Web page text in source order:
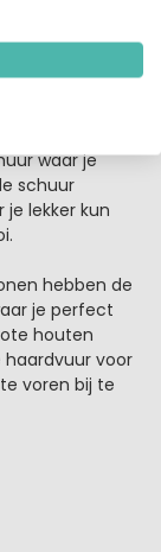
op Hoeve
neemt je
waar je
schuur
lekker kun
hebben de
je perfect
houten
voor
voren bij te